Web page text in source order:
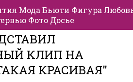
Мода Бьюти Фигура
Фото Досье
КЛИП НА
КРАСИВАЯ"